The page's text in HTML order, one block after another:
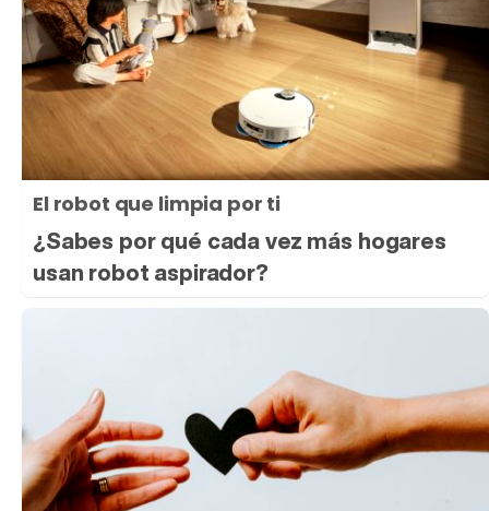
El robot que limpia por ti
¿Sabes por qué cada vez más hogares
usan robot aspirador?